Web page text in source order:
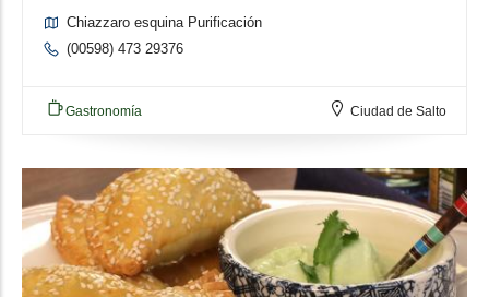
Chiazzaro esquina Purificación
(00598) 473 29376
Gastronomía Ciudad de Salto